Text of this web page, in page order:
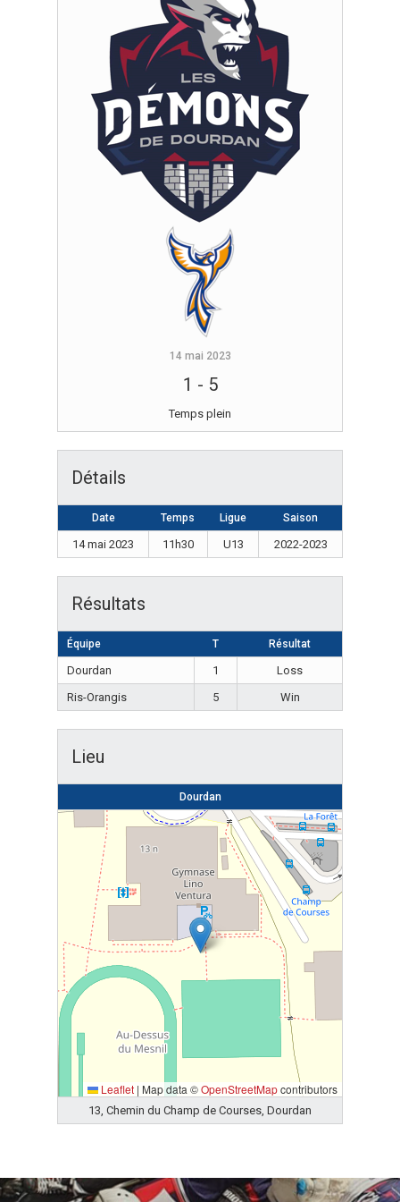
14 mai 2023
1 - 5
Temps plein
Détails
Date Temps Ligue Saison
14 mai 2023 11h30 U13 2022-2023
Résultats
Équipe T Résultat
Dourdan 1
Loss
Ris-Orangis
5 Win
Lieu
Dourdan
Leaflet | Map data ©OpenStreetMapcontributors
13, Chemin du Champ de Courses, Dourdan